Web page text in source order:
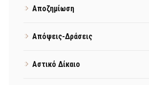
Αποζημίωση
Απόψεις-Δράσεις
Αστικό Δίκαιο